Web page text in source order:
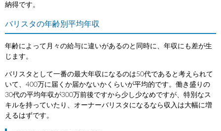
納得です。
バリスタの年齢別平均年収
年齢によって月々の給与に違いがあるのと同時に、年収にも差が生
じます。
バリスタとして一番の最大年収になるのは50代であると考えられて
いて、400万に届くか届かないかくらいが平均的です。働き盛りの
30代の平均年収が300万前後ですから少し少なめですが、特別なス
キルを持っていたり、オーナーバリスタになるなら収入は大幅に増
えるはずです。